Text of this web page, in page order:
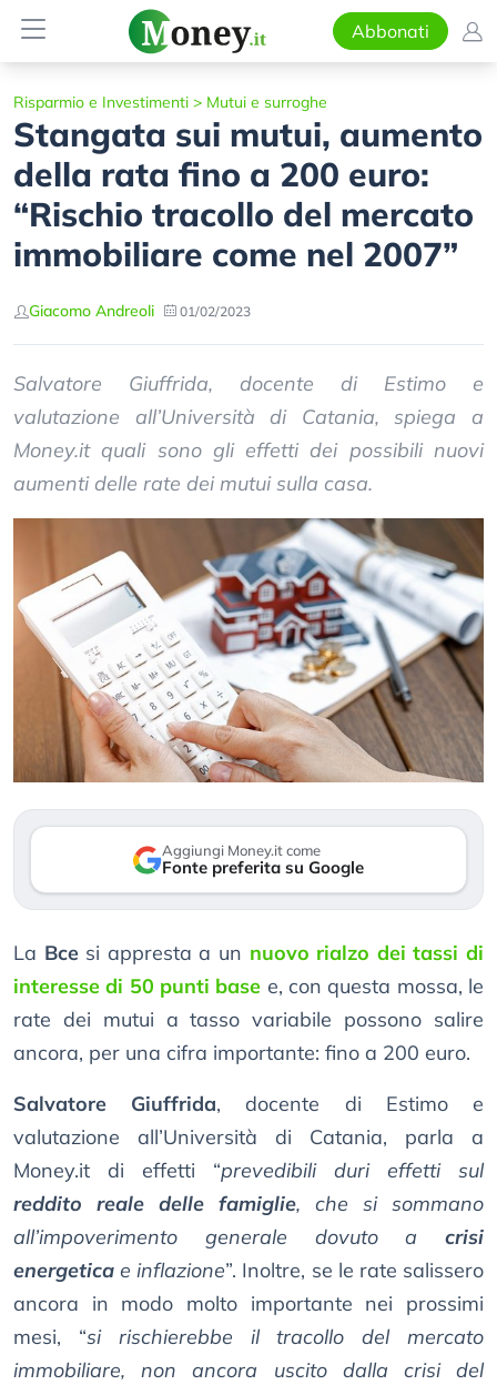
Abbonati
Risparmio e Investimenti > Mutui e surroghe
Stangata sui mutui, aumento
della rata fino a 200 euro:
“Rischio tracollo del mercato
immobiliare come nel 2007”
Giacomo Andreoli 01/02/2023
Salvatore Giuffrida, docente di Estimo e
valutazione all’Università di Catania, spiega a
Money.it quali sono gli effetti dei possibili nuovi
aumenti delle rate dei mutui sulla casa.
Aggiungi Money.it come
Fonte preferita su Google
La Bcesi appresta a un nuovo rialzo dei tassi di
interesse di 50 punti base e, con questa mossa, le
rate dei mutui a tasso variabile possono salire
ancora, per una cifra importante: fino a 200 euro.
Salvatore Giuffrida, docente di Estimo e
valutazione all’Università di Catania, parla a
Money.it di effetti “prevedibili duri effetti sul
reddito reale delle famiglie, che si sommano
all’impoverimento generale dovuto a crisi
energetica e inflazione”. Inoltre, se le rate salissero
ancora in modo molto importante nei prossimi
mesi, “si rischierebbe il tracollo del mercato
immobiliare, non ancora uscito dalla crisi del